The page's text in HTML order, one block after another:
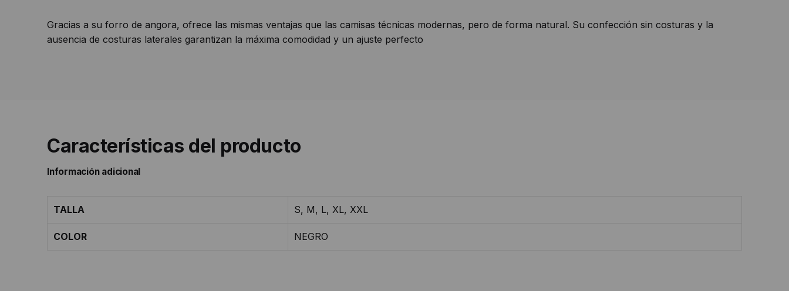
Gracias a su forro de angora, ofrece las mismas ventajas que las camisas técnicas modernas, pero de forma natural. Su confección sin costuras y la
ausencia de costuras laterales garantizan la máxima comodidad y un ajuste perfecto
Características del producto
Información adicional
TALLA S, M, L, XL, XXL
COLOR NEGRO